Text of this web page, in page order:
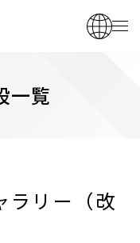
一覧
ラリー（改